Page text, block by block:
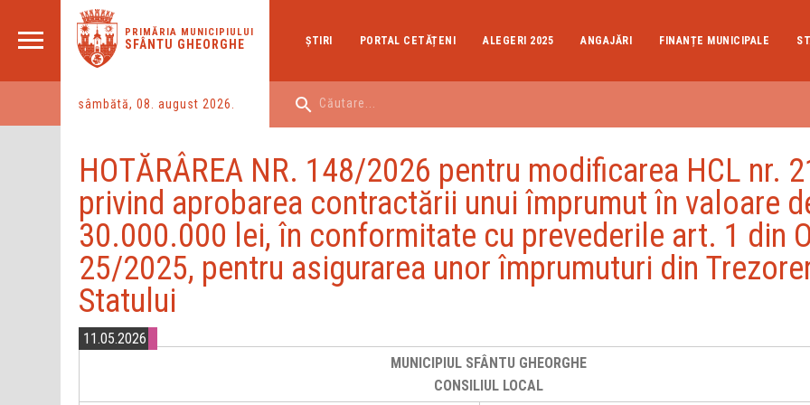
PRIMĂRIA MUNICIPIULUI
SFÂNTU GHEORGHE
sâmbătă, 08. august 2026.
ŞTIRI PORTAL CETĂȚENI ALEGERI 2025 ANGAJĂRI FINANȚE MUNICIPALE
HOTĂRÂREA NR. 148/2026 pentru modificarea HCL nr.
privind aprobarea contractării unui împrumut în valoare
30.000.000 lei, în conformitate cu prevederile art. 1 din
25/2025, pentru asigurarea unor împrumuturi din
Statului
11.05.2026
MUNICIPIUL SFÂNTU GHEORGHE
CONSILIUL LOCAL